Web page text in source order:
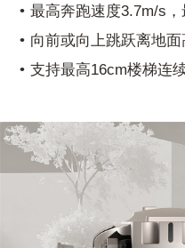
最高奔跑速度3.7m/s
向前或向上跳跃离地
支持最高16cm楼梯连